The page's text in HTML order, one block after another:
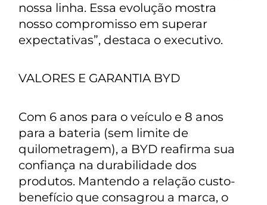
nossa linha. Essa evolução mostra
nosso compromisso em superar
expectativas”, destaca o executivo.
VALORES E GARANTIA BYD
Com 6 anos para o veículo e 8 anos
para a bateria (sem limite de
quilometragem), a BYD reafirma sua
confiança na durabilidade dos
produtos. Mantendo a relação custo-
benefício que consagrou a marca, o